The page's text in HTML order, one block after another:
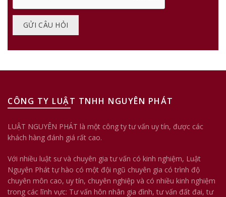
CÔNG TY LUẬT TNHH NGUYÊN PHÁT
LUẬT NGUYÊN PHÁT là một công ty tư vấn uy tín, được các
khách hàng đánh giá rất cao.
Với nhiều luật sư và chuyên gia tư vấn có kinh nghiệm, Luật
Nguyên Phát tự hào có một đội ngũ chuyên gia có trình độ
chuyên môn cao, uy tín, chuyên nghiệp và có nhiều kinh nghiệm
trong các lĩnh vực: Tư vấn hôn nhân gia đình, tư vấn đất đai, tư